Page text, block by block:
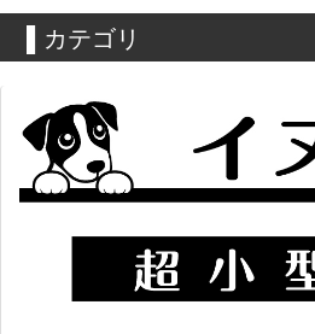
▌カテゴリ